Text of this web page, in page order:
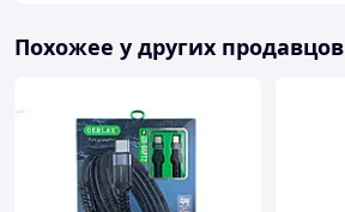
Похожее у других продавцов